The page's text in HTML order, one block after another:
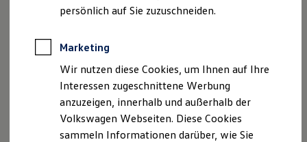
Reichweite
Rekuperation
Laden unterwegs
Laden Zuhause
Ladestationen finden
Ladezeitensimulator
Batterie
Sicherheit
Ihrenächsten
Schritte
Probefahrt vereinbaren
persönlich auf Sie zuzuschneiden.
Marketing
Wir nutzen diese Cookies, um Ihnen auf Ihre
Interessen zugeschnittene Werbung
anzuzeigen, innerhalb und außerhalb der
Volkswagen Webseiten. Diese Cookies
sammeln Informationen darüber, wie Sie